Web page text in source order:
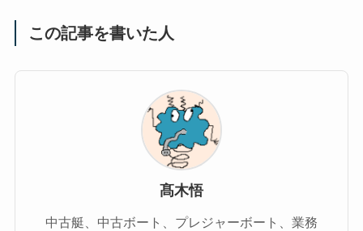
この記事を書いた人
髙木悟
中古艇、中古ボート、プレジャーボート、業務